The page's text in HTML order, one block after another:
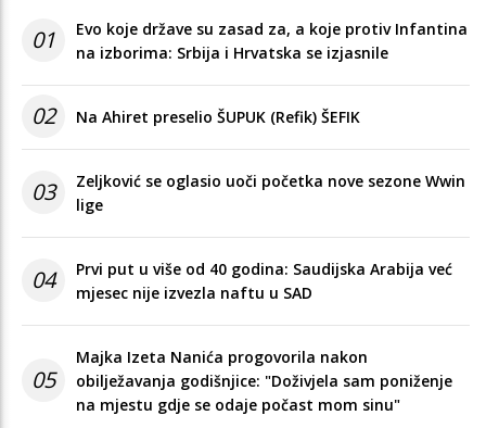
01
Evo koje države su zasad za, a koje protiv Infantina
na izborima: Srbija i Hrvatska se izjasnile
02 Na Ahiret preselio ŠUPUK (Refik) ŠEFIK
03
Zeljković se oglasio uoči početka nove sezone Wwin
lige
04
Prvi put u više od 40 godina: Saudijska Arabija već
mjesec nije izvezla naftu u SAD
05
Majka Izeta Nanića progovorila nakon
obilježavanja godišnjice: "Doživjela sam poniženje
na mjestu gdje se odaje počast mom sinu"